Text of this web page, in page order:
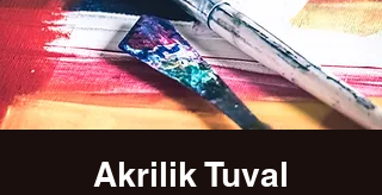
Akrilik Tuval